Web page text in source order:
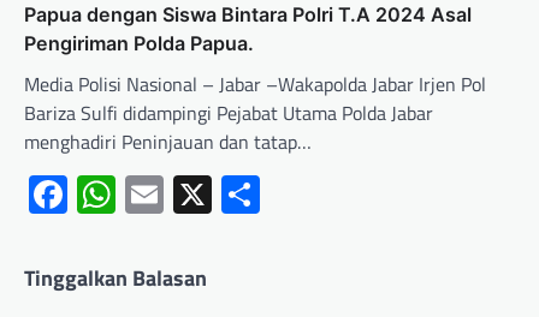
Papua dengan Siswa Bintara Polri T.A 2024 Asal
Pengiriman Polda Papua.
Media Polisi Nasional – Jabar –Wakapolda Jabar Irjen Pol
Bariza Sulfi didampingi Pejabat Utama Polda Jabar
menghadiri Peninjauan dan tatap…
Facebook
WhatsApp
Email
X
Tinggalkan Balasan